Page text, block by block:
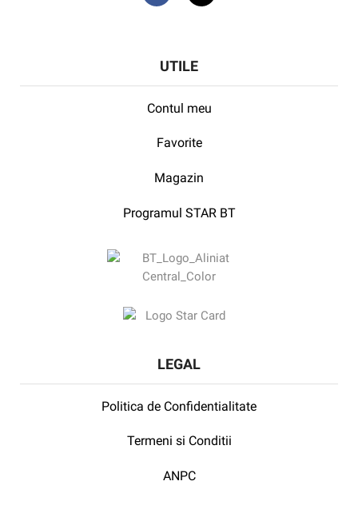
UTILE
Contul meu
Favorite
Magazin
Programul STAR BT
LEGAL
Politica de Confidentialitate
Termeni si Conditii
ANPC